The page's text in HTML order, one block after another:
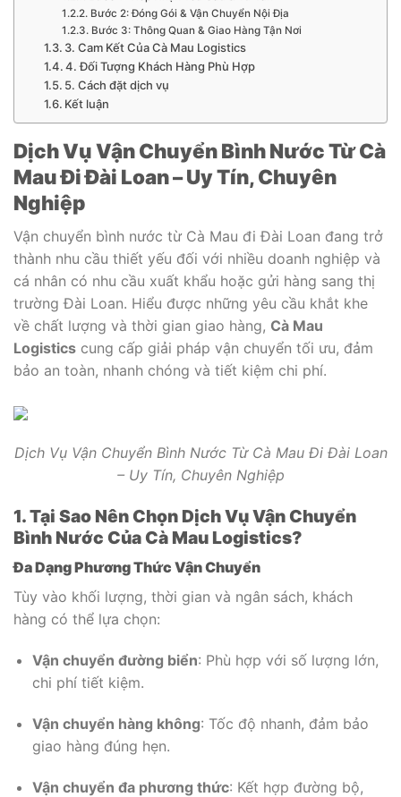
Bước 2: Đóng Gói & Vận Chuyển Nội Địa
Bước 3: Thông Quan & Giao Hàng Tận Nơi
3. Cam Kết Của Cà Mau Logistics
4. Đối Tượng Khách Hàng Phù Hợp
5. Cách đặt dịch vụ
Kết luận
Dịch Vụ Vận Chuyển Bình Nước Từ Cà
Mau Đi Đài Loan – Uy Tín, Chuyên
Nghiệp
Vận chuyển bình nước từ Cà Mau đi Đài Loan đang trở
thành nhu cầu thiết yếu đối với nhiều doanh nghiệp và
cá nhân có nhu cầu xuất khẩu hoặc gửi hàng sang thị
trường Đài Loan. Hiểu được những yêu cầu khắt khe
về chất lượng và thời gian giao hàng, Cà Mau
Logistics cung cấp giải pháp vận chuyển tối ưu, đảm
bảo an toàn, nhanh chóng và tiết kiệm chi phí.
Dịch Vụ Vận Chuyển Bình Nước Từ Cà Mau Đi Đài Loan
– Uy Tín, Chuyên Nghiệp
1. Tại Sao Nên Chọn Dịch Vụ Vận Chuyển
Bình Nước Của Cà Mau Logistics?
Đa Dạng Phương Thức Vận Chuyển
Tùy vào khối lượng, thời gian và ngân sách, khách
hàng có thể lựa chọn:
Vận chuyển đường biển: Phù hợp với số lượng lớn,
chi phí tiết kiệm.
Vận chuyển hàng không: Tốc độ nhanh, đảm bảo
giao hàng đúng hẹn.
Vận chuyển đa phương thức: Kết hợp đường bộ,